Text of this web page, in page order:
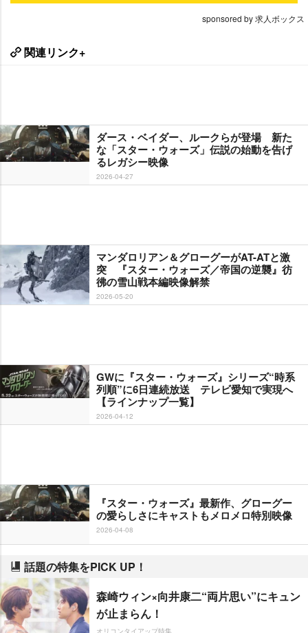
sponsored by 求人ボックス
関連リンク+
ダース・ベイダー、ルークらが登場 新た
な「スター・ウォーズ」伝説の始動を告げ
るレガシー映像
2026-04-27
マンダロリアン＆グローグーがAT-ATと激
突 『スター・ウォーズ／帝国の逆襲』彷
彿の雪山戦本編映像解禁
2026-05-20
GWに『スター・ウォーズ』シリーズ“時系
列順”に6日連続放送 テレビ愛知で実現へ
【ラインナップ一覧】
2026-04-12
『スター・ウォーズ』最新作、グローグー
の愛らしさにキャストもメロメロ特別映像
2026-04-08
話題の特集をPICK UP！
森崎ウィン×向井康二“両片思い”にキュン
が止まらん！
オリコンタイアップ特集